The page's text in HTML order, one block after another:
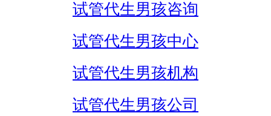
试管代生男孩咨询
试管代生男孩中心
试管代生男孩机构
试管代生男孩公司